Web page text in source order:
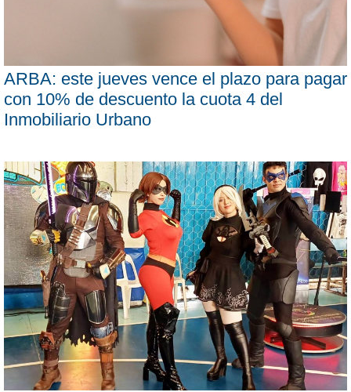
ARBA: este jueves vence el plazo para pagar
con 10% de descuento la cuota 4 del
Inmobiliario Urbano